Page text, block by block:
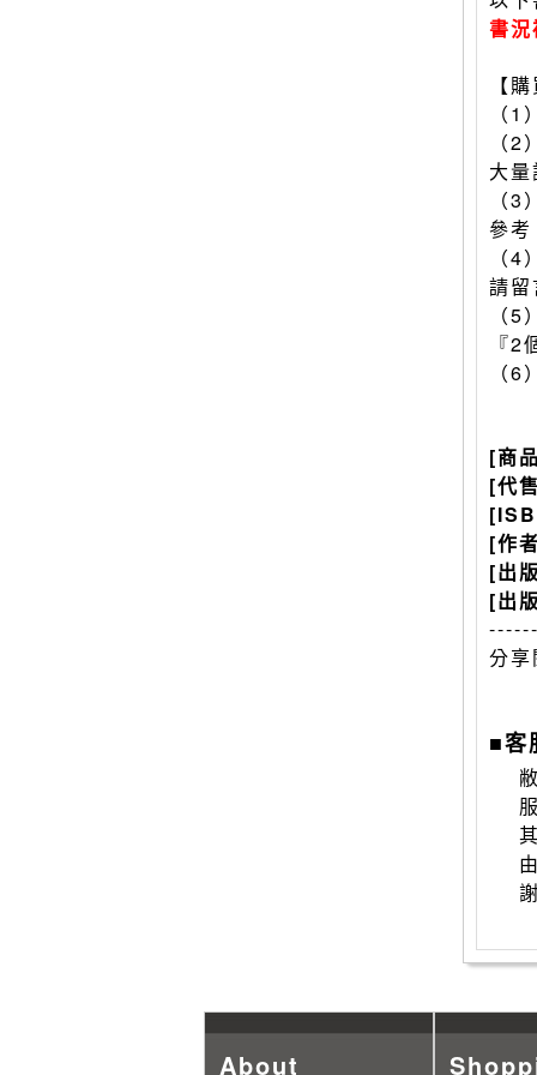
書
【
（
（
大
（
參
（
請
（
『
（
[商
[代
[作
[出
[出
分
■客
About